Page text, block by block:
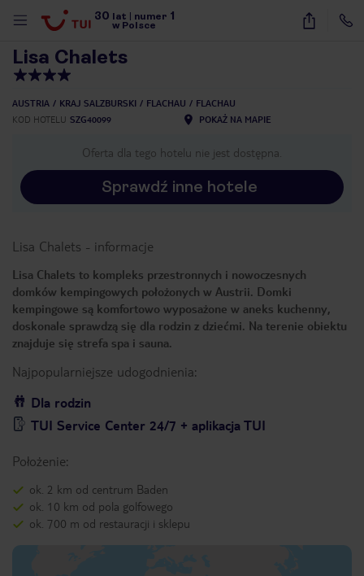
30 lat numer 1
w Polsce
14
Lisa Chalets
AUSTRIA KRAJ SALZBURSKI FLACHAU
FLACHAU
KOD HOTELU SZG40099 POKAŻ NA MAPIE
Oferta dla tego hotelu nie jest dostępna.
Sprawdź inne hotele
Lisa Chalets - informacje
Lisa Chalets to kompleks przestronnych i nowoczesnych
domków kempingowych położonych w Austrii. Domki
kempingowe są komfortowo wyposażone w aneks kuchenny,
doskonale sprawdzą się dla rodzin z dziećmi. Na terenie obiektu
znajduje się strefa spa i sauna.
Najpopularniejsze udogodnienia:
Dla rodzin
TUI Service Center 24/7 + aplikacja TUI
Położenie:
ok. 2 km od centrum Baden
ok. 10 km od pola golfowego
ok. 700 m od restauracji i sklepu